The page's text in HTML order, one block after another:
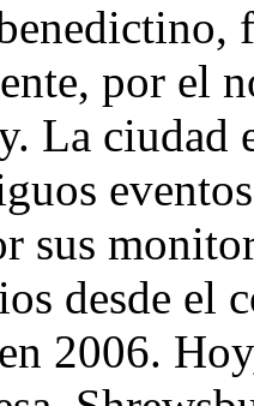
por el
La ciudad
sus
desde el
2006.